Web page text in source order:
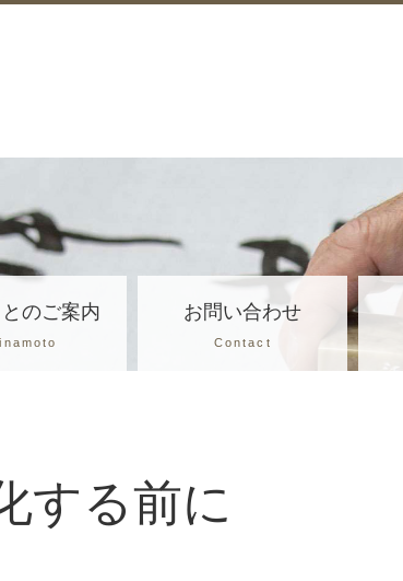
のご案内 お問い合わせ
Contact
する前に